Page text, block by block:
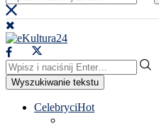
Wyszukiwanie tekstu
CelebryciHot